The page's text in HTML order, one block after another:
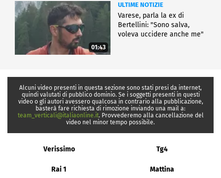
01:43
ULTIME NOTIZIE
Varese, parla la ex di
Bertellini: "Sono salva,
voleva uccidere anche me"
Alcuni video presenti in questa sezione sono stati presi da internet,
quindi valutati di pubblico dominio. Se i soggetti presenti in questi
video o gli autori avessero qualcosa in contrario alla pubblicazione,
basterà fare richiesta di rimozione inviando una mail a:
team_verticali@italiaonline.it. Provvederemo alla cancellazione del
video nel minor tempo possibile.
Verissimo Tg4
Rai 1 Mattina